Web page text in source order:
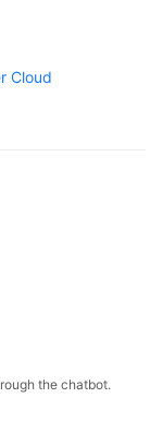
Cloud
the chatbot.